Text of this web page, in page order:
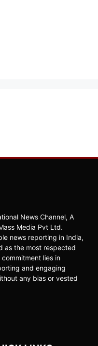
News Channel, A
Media Pvt Ltd.
news reporting in India,
as the most respected
lies in
and engaging
any bias or vested